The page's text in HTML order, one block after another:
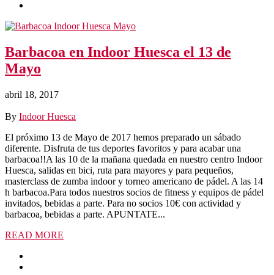
Barbacoa en Indoor Huesca el 13 de
Mayo
abril 18, 2017
By Indoor Huesca
El próximo 13 de Mayo de 2017 hemos preparado un sábado
diferente. Disfruta de tus deportes favoritos y para acabar una
barbacoa!!A las 10 de la mañana quedada en nuestro centro Indoor
Huesca, salidas en bici, ruta para mayores y para pequeños,
masterclass de zumba indoor y torneo americano de pádel. A las 14
h barbacoa.Para todos nuestros socios de fitness y equipos de pádel
invitados, bebidas a parte. Para no socios 10€ con actividad y
barbacoa, bebidas a parte. APUNTATE...
READ MORE